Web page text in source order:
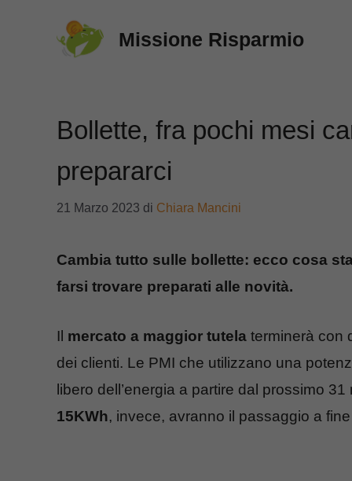
Missione Risparmio
Bollette, fra pochi mesi
prepararci
21 Marzo 2023 di Chiara Mancini
Cambia tutto sulle bollette: ecco cosa
farsi trovare preparati alle novità.
Il mercato a maggior tutela terminerà con
dei clienti. Le PMI che utilizzano una
libero dell’energia a partire dal prossimo
15KWh, invece, avranno il passaggio a